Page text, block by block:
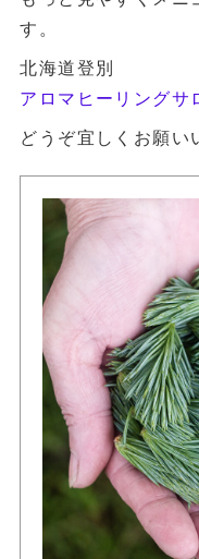
す。
北海道登別
アロマヒーリング
どうぞ宜しくお願い